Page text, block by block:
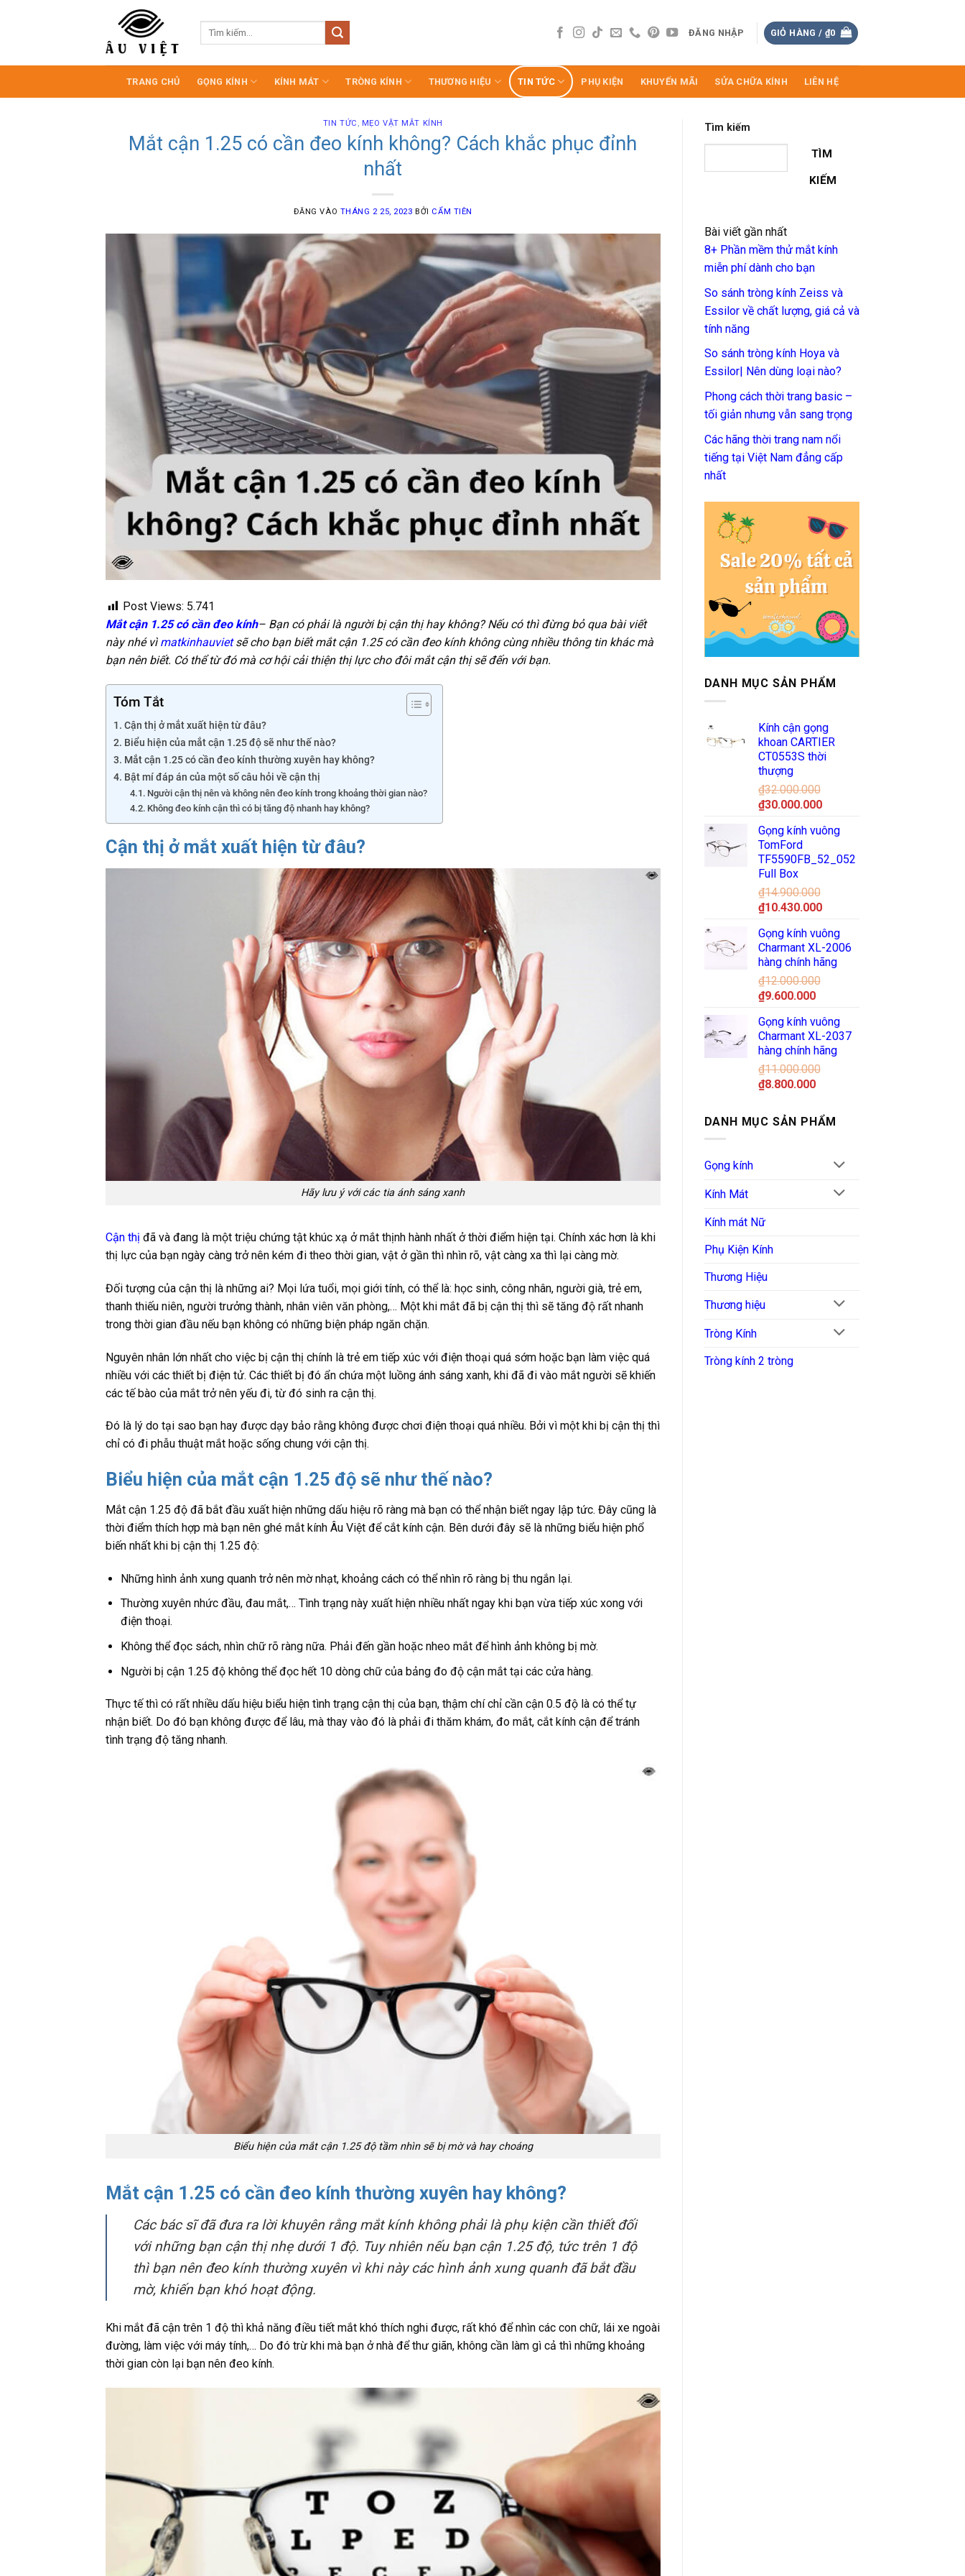
dung
Tìm
ĐĂNG NHẬP GIỎ HÀNG / ₫0
TRANG CHỦ GỌNG KÍNH KÍNH MÁT TRÒNG KÍNH THƯƠNG HIỆU TIN TỨC PHỤ KIỆN KHUYẾN MÃI SỬA CHỮA KÍNH LIÊN HỆ
TIN TỨC , MẸO VẶT MẮT KÍNH
Mắt cận 1.25 có cần đeo kính không? Cách khắc phục đỉnh
nhất
ĐĂNG VÀO THÁNG 2 25, 2023 BỞI CẨM TIÊN
Post Views: 5.741
Mắt cận 1.25 có cần đeo kính– Bạn có phải là người bị cận thị hay không? Nếu có thì đừng bỏ qua bài viết
này nhé vì matkinhauvietsẽ cho bạn biết mắt cận 1.25 có cần đeo kính không cùng nhiều thông tin khác mà
bạn nên biết. Có thể từ đó mà cơ hội cải thiện thị lực cho đôi mắt cận thị sẽ đến với bạn.
Tóm Tắt
Cận thị ở mắt xuất hiện từ đâu?
Biểu hiện của mắt cận 1.25 độ sẽ như thế nào?
Mắt cận 1.25 có cần đeo kính thường xuyên hay không?
Bật mí đáp án của một số câu hỏi về cận thị
Người cận thị nên và không nên đeo kính trong khoảng thời gian nào?
Không đeo kính cận thì có bị tăng độ nhanh hay không?
Cận thị ở mắt xuất hiện từ đâu?
Hãy lưu ý với các tia ánh sáng xanh
Cận thị đã và đang là một triệu chứng tật khúc xạ ở mắt thịnh hành nhất ở thời điểm hiện tại. Chính xác hơn là khi
thị lực của bạn ngày càng trở nên kém đi theo thời gian, vật ở gần thì nhìn rõ, vật càng xa thì lại càng mờ.
Đối tượng của cận thị là những ai? Mọi lứa tuổi, mọi giới tính, có thể là: học sinh, công nhân, người già, trẻ em,
thanh thiếu niên, người trưởng thành, nhân viên văn phòng,… Một khi mắt đã bị cận thị thì sẽ tăng độ rất nhanh
trong thời gian đầu nếu bạn không có những biện pháp ngăn chặn.
Nguyên nhân lớn nhất cho việc bị cận thị chính là trẻ em tiếp xúc với điện thoại quá sớm hoặc bạn làm việc quá
nhiều với các thiết bị điện tử. Các thiết bị đó ẩn chứa một luồng ánh sáng xanh, khi đã đi vào mắt người sẽ khiến
các tế bào của mắt trở nên yếu đi, từ đó sinh ra cận thị.
Đó là lý do tại sao bạn hay được dạy bảo rằng không được chơi điện thoại quá nhiều. Bởi vì một khi bị cận thị thì
chỉ có đi phẫu thuật mắt hoặc sống chung với cận thị.
Biểu hiện của mắt cận 1.25 độ sẽ như thế nào?
Mắt cận 1.25 độ đã bắt đầu xuất hiện những dấu hiệu rõ ràng mà bạn có thể nhận biết ngay lập tức. Đây cũng là
thời điểm thích hợp mà bạn nên ghé mắt kính Âu Việt để cắt kính cận. Bên dưới đây sẽ là những biểu hiện phổ
biến nhất khi bị cận thị 1.25 độ:
Những hình ảnh xung quanh trở nên mờ nhạt, khoảng cách có thể nhìn rõ ràng bị thu ngắn lại.
Thường xuyên nhức đầu, đau mắt,… Tình trạng này xuất hiện nhiều nhất ngay khi bạn vừa tiếp xúc xong với
điện thoại.
Không thể đọc sách, nhìn chữ rõ ràng nữa. Phải đến gần hoặc nheo mắt để hình ảnh không bị mờ.
Người bị cận 1.25 độ không thể đọc hết 10 dòng chữ của bảng đo độ cận mắt tại các cửa hàng.
Thực tế thì có rất nhiều dấu hiệu biểu hiện tình trạng cận thị của bạn, thậm chí chỉ cần cận 0.5 độ là có thể tự
nhận biết. Do đó bạn không được để lâu, mà thay vào đó là phải đi thăm khám, đo mắt, cắt kính cận để tránh
tình trạng độ tăng nhanh.
Biểu hiện của mắt cận 1.25 độ tầm nhìn sẽ bị mờ và hay choáng
Mắt cận 1.25 có cần đeo kính thường xuyên hay không?
Các bác sĩ đã đưa ra lời khuyên rằng mắt kính không phải là phụ kiện cần thiết đối
với những bạn cận thị nhẹ dưới 1 độ. Tuy nhiên nếu bạn cận 1.25 độ, tức trên 1 độ
thì bạn nên đeo kính thường xuyên vì khi này các hình ảnh xung quanh đã bắt đầu
mờ, khiến bạn khó hoạt động.
Khi mắt đã cận trên 1 độ thì khả năng điều tiết mắt khó thích nghi được, rất khó để nhìn các con chữ, lái xe ngoài
đường, làm việc với máy tính,… Do đó trừ khi mà bạn ở nhà để thư giãn, không cần làm gì cả thì những khoảng
thời gian còn lại bạn nên đeo kính.
Tìm kiếm
TÌM
KIẾM
Bài viết gần nhất
8+ Phần mềm thử mắt kính
miễn phí dành cho bạn
So sánh tròng kính Zeiss và
Essilor về chất lượng, giá cả và
tính năng
So sánh tròng kính Hoya và
Essilor| Nên dùng loại nào?
Phong cách thời trang basic –
tối giản nhưng vẫn sang trọng
Các hãng thời trang nam nổi
tiếng tại Việt Nam đẳng cấp
nhất
DANH MỤC SẢN PHẨM
Kính cận gọng
khoan CARTIER
CT0553S thời
thượng
₫32.000.000
Giá
là:
₫32.000.000.
₫30.000.000Giá
tại
₫30.000.000.
Gọng kính vuông
TomFord
TF5590FB_52_052
Full Box
₫14.900.000
Giá
là:
₫14.900.000.
₫10.430.000Giá
tại
là:
₫10.430.000.
Gọng kính vuông
Charmant XL-2006
hàng chính hãng
₫12.000.000
Giá
là:
₫12.000.000.
₫9.600.000Giá
tại
là:
₫9.600.000.
Gọng kính vuông
Charmant XL-2037
hàng chính hãng
₫11.000.000
Giá
₫11.000.000.
₫8.800.000Giá
tại
là:
DANH MỤC SẢN PHẨM
Gọng kính
Kính Mát
Kính mát Nữ
Phụ Kiện Kính
Thương Hiệu
Thương hiệu
Tròng Kính
Tròng kính 2 tròng